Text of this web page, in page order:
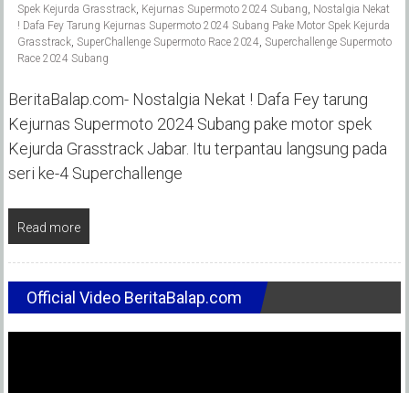
Spek Kejurda Grasstrack, Kejurnas Supermoto 2024 Subang, Nostalgia Nekat
! Dafa Fey Tarung Kejurnas Supermoto 2024 Subang Pake Motor Spek Kejurda
Grasstrack, SuperChallenge Supermoto Race 2024, Superchallenge Supermoto
Race 2024 Subang
BeritaBalap.com- Nostalgia Nekat ! Dafa Fey tarung
Kejurnas Supermoto 2024 Subang pake motor spek
Kejurda Grasstrack Jabar. Itu terpantau langsung pada
seri ke-4 Superchallenge
Read more
Official Video BeritaBalap.com